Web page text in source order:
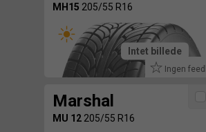
MH15 205/55 R16
Ingen
Intet billede
Marshal
MU 12 205/55 R16